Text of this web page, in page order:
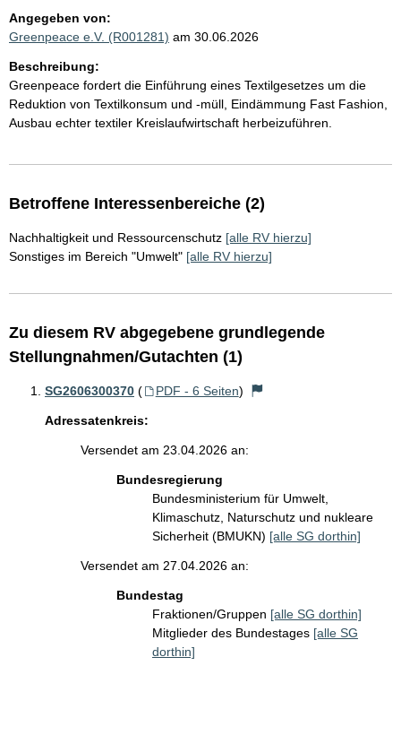
Angegeben von:
Greenpeace e.V. (R001281) am 30.06.2026
Beschreibung:
Greenpeace fordert die Einführung eines Textilgesetzes um die
Reduktion von Textilkonsum und -müll, Eindämmung Fast Fashion,
Ausbau echter textiler Kreislaufwirtschaft herbeizuführen.
Betroffene Interessenbereiche (2)
Nachhaltigkeit und Ressourcenschutz [alle RV hierzu]
Sonstiges im Bereich "Umwelt" [alle RV hierzu]
Zu diesem RV abgegebene grundlegende
Stellungnahmen/Gutachten (1)
SG2606300370 ( PDF - 6 Seiten)
Adressatenkreis:
Versendet am 23.04.2026 an:
Bundesregierung
Bundesministerium für Umwelt,
Klimaschutz, Naturschutz und nukleare
Sicherheit (BMUKN) [alle SG dorthin]
Versendet am 27.04.2026 an:
Bundestag
Fraktionen/Gruppen [alle SG dorthin]
Mitglieder des Bundestages [alle SG
dorthin]